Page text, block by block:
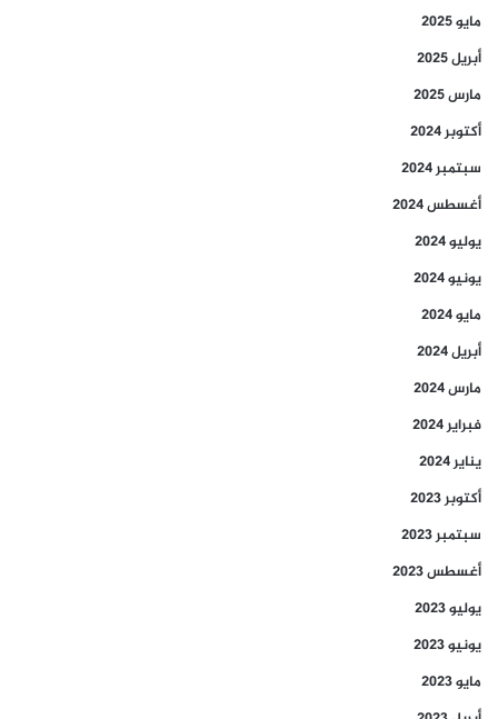
مايو 2025
أبريل 2025
مارس 2025
أكتوبر 2024
سبتمبر 2024
أغسطس 2024
يوليو 2024
يونيو 2024
مايو 2024
أبريل 2024
مارس 2024
فبراير 2024
يناير 2024
أكتوبر 2023
سبتمبر 2023
أغسطس 2023
يوليو 2023
يونيو 2023
مايو 2023